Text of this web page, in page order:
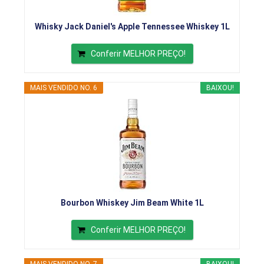
Whisky Jack Daniel's Apple Tennessee Whiskey 1L
Conferir MELHOR PREÇO!
BAIXOU!
MAIS VENDIDO NO. 6
Bourbon Whiskey Jim Beam White 1L
Conferir MELHOR PREÇO!